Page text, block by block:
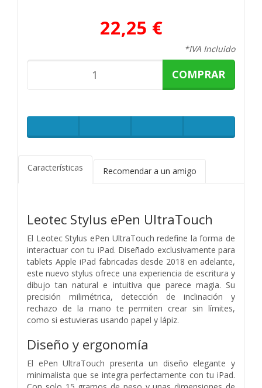
22,25 €
*IVA Incluido
COMPRAR
Características Recomendar a un amigo
Leotec Stylus ePen UltraTouch
El Leotec Stylus ePen UltraTouch redefine la forma de
interactuar con tu iPad. Diseñado exclusivamente para
tablets Apple iPad fabricadas desde 2018 en adelante,
este nuevo stylus ofrece una experiencia de escritura y
dibujo tan natural e intuitiva que parece magia. Su
precisión milimétrica, detección de inclinación y
rechazo de la mano te permiten crear sin límites,
como si estuvieras usando papel y lápiz.
Diseño y ergonomía
El ePen UltraTouch presenta un diseño elegante y
minimalista que se integra perfectamente con tu iPad.